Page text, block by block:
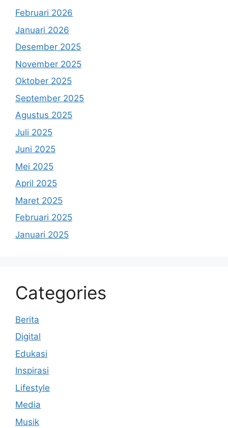
Februari 2026
Januari 2026
Desember 2025
November 2025
Oktober 2025
September 2025
Agustus 2025
Juli 2025
Juni 2025
Mei 2025
April 2025
Maret 2025
Februari 2025
Januari 2025
Categories
Berita
Digital
Edukasi
Inspirasi
Lifestyle
Media
Musik